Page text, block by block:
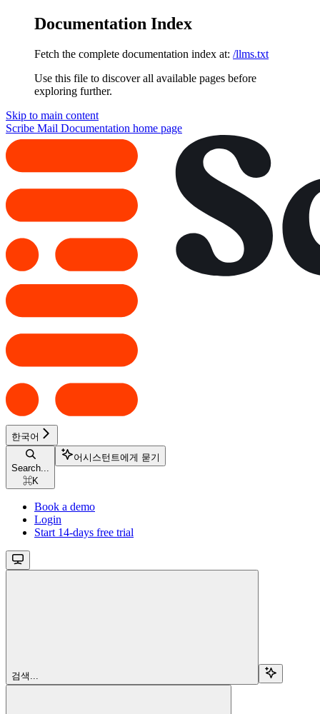
Documentation Index
Fetch the complete documentation index at: /llms.txt
Use this file to discover all available pages before
exploring further.
Skip to main content
Scribe Mail Documentation home page
한국어
Search...
⌘K
어시스턴트에게 묻기
Book a demo
Login
Start 14-days free trial
검색...